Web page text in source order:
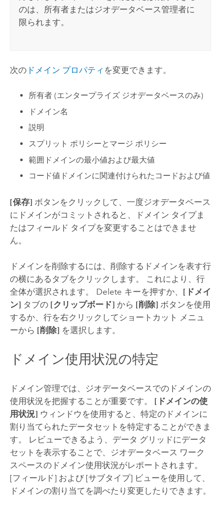
のは、所有者またはジオデータベース管理者に
限られます。
次のドメイン プロパティ を変更できます。
所有者 (エンタープライズ ジオデータベースのみ)
ドメイン名
説明
スプリット ポリシーとマージ ポリシー
範囲ドメインの最小値および最大値
コード値ドメインに関連付けられたコードおよび値
[保存] ボタンをクリックして、一度ジオデータベース
にドメインがコミットされると、ドメイン タイプま
たはフィールド タイプを変更することはできませ
ん。
ドメインを削除するには、削除するドメインを表す行
の横にあるタブをクリックします。 これにより、行
全体が選択されます。
Delete キーを押すか、 [ドメイ
ン] タブの [クリップボード] から [削除] ボタンを使用
するか、行を右クリックしてショートカット メニュ
ーから [削除] を選択します。
ドメイン使用状況の特定
ドメイン管理では、ジオデータベースでのドメインの
使用状況を把握することが重要です。 [ドメインの使
用状況] ウィンドウを使用すると、特定のドメインに
割り当てられたデータセットを特定することができま
す。 レビューできるよう、データ グリッドにデータ
セットを表示することで、ジオデータベース ワーク
スペースのドメイン使用状況がレポートされます。
[フィールド] および [サブタイプ] ビューを使用して、
ドメインの割り当てを調べたり変更したりできます。